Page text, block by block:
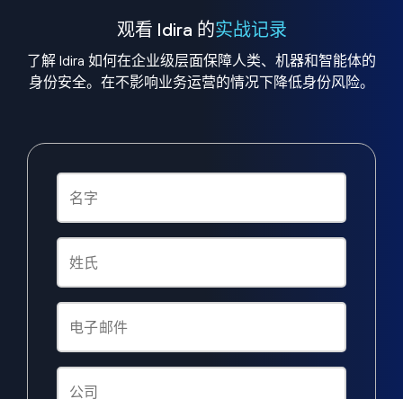
观看 Idira 的实战记录
了解 Idira 如何在企业级层面保障人类、机器和智能体的
身份安全。在不影响业务运营的情况下降低身份风险。